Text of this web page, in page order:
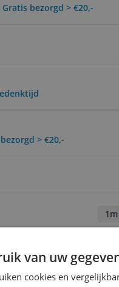
bezorgd > €20,-
> €20,-
1m
van uw
cookies en